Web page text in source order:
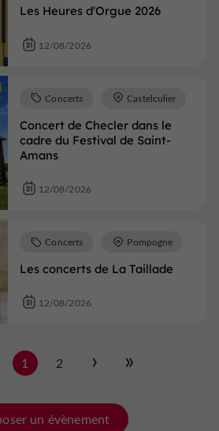
Les Heures d'Orgue 2026
12/08/2026
Concert de Checler dans le
cadre du Festival de Saint-
Amans
Concerts Castelculier
12/08/2026
Les concerts de La Taillade
Concerts Pompogne
12/08/2026
1 2
un évènement